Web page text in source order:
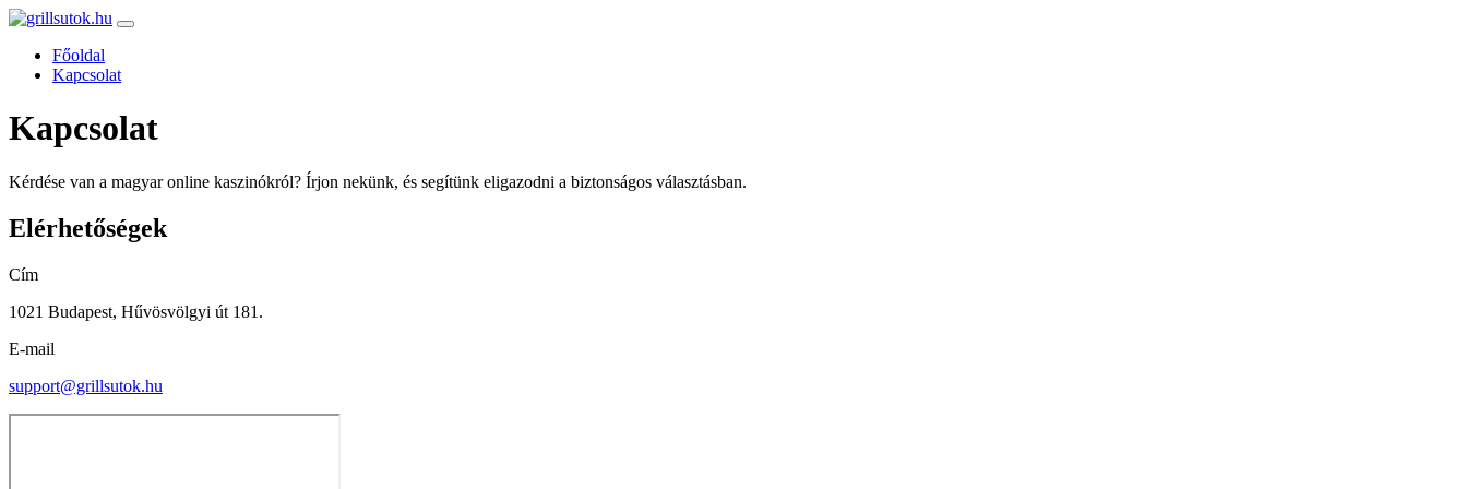
Főoldal
Kapcsolat
Kapcsolat
Kérdése van a magyar online kaszinókról? Írjon nekünk, és segítünk eligazodni a biztonságos választásban.
Elérhetőségek
Cím
1021 Budapest, Hűvösvölgyi út 181.
E-mail
support@grillsutok.hu